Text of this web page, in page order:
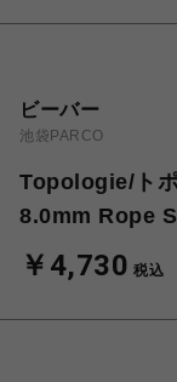
ビーバー
池袋PARCO
Topologie/ト
8.0mm Rope
￥4,730 税込